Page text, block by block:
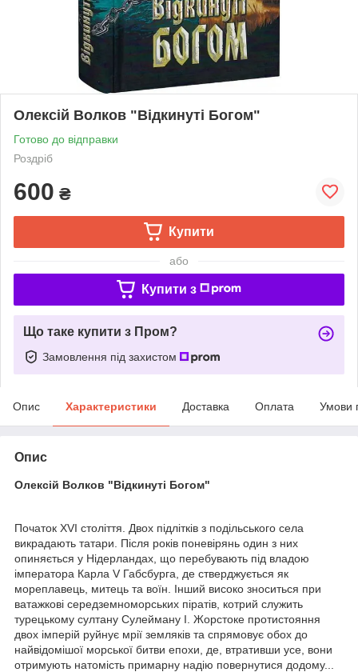
Олексій Волков "Відкинуті Богом"
Готово до відправки
Роздріб
600 ₴
Купити
або
Купити з
Що таке купити з Пром?
Замовлення під захистом
Опис Характеристики Доставка Оплата Умови
Опис
Олексій Волков "Відкинуті Богом"
Початок XVI століття. Двох підлітків з подільського села
викрадають татари. Після років поневірянь один з них
опиняється у Нідерландах, що перебувають під владою
імператора Карла V Габсбурга, де стверджується як
мореплавець, митець та воїн. Інший високо зноситься при
ватажкові середземноморських піратів, котрий служить
турецькому султану Сулейману І. Жорстоке протистояння
двох імперій руйнує мрії земляків та спрямовує обох до
найвідомішої морської битви епохи, де, втративши усе, вони
отримують натомість примарну надію повернутися додому...